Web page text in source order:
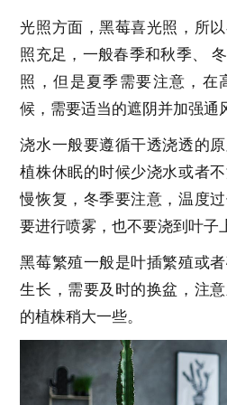
光照方面，黑莓喜光照，所
照充足，一般春季和秋季、
照，但是夏季需要注意，在
候，需要适当的遮阴并加强通
浇水一般要遵循干透浇透的
植株休眠的时候少浇水或者
慢恢复，冬季要注意，温度
要进行喷雾，也不要浇到叶子
黑莓繁殖一般是叶插繁殖或
生长，需要及时的换盆，注
的植株稍大一些。